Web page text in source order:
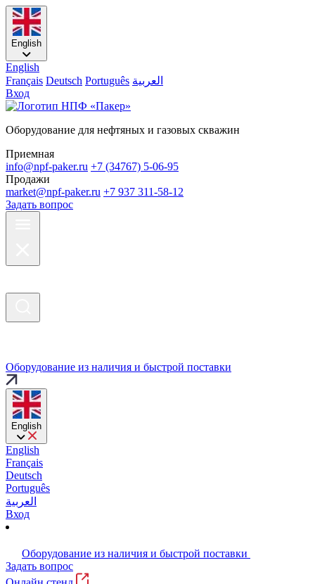
English
English
Français Deutsch Português العربية
Вход
Оборудование для нефтяных и газовых скважин
Приемная
info@npf-paker.ru +7 (34767) 5-06-95
Продажи
market@npf-paker.ru +7 937 311-58-12
Задать вопрос
Оборудование из наличия и быстрой поставки
English
English
Français
Deutsch
Português
العربية
Вход
Оборудование из наличия и быстрой поставки
Задать вопрос